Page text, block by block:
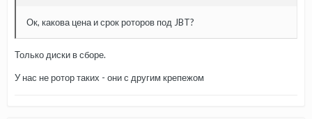
Ок, какова цена и срок роторов под JBT?
Только диски в сборе.
У нас не ротор таких - они с другим крепежом